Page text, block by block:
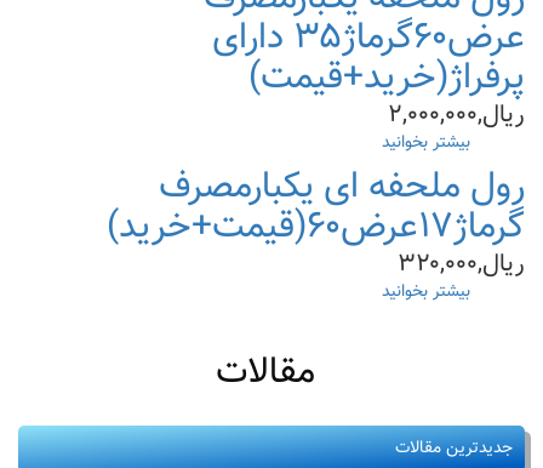
یکبارمصرف
عرض۸۰سانتی
گرماژ۲۰(قیمت+خرید)
عرض۶۰گرماژ۳۵ دارای
پرفراژ(خرید+قیمت)
ریال,۲,۰۰۰,۰۰۰
بیشتر بخوانید
ملحفه
یکبارمصرف
عرض۶۰گرماژ۳۵
رول ملحفه ای یکبارمصرف
گرماژ۱۷عرض۶۰(قیمت+خرید)
ریال,۳۲۰,۰۰۰
بیشتر بخوانید
یکبارمصرفمقالات
جدیدترین مقالات